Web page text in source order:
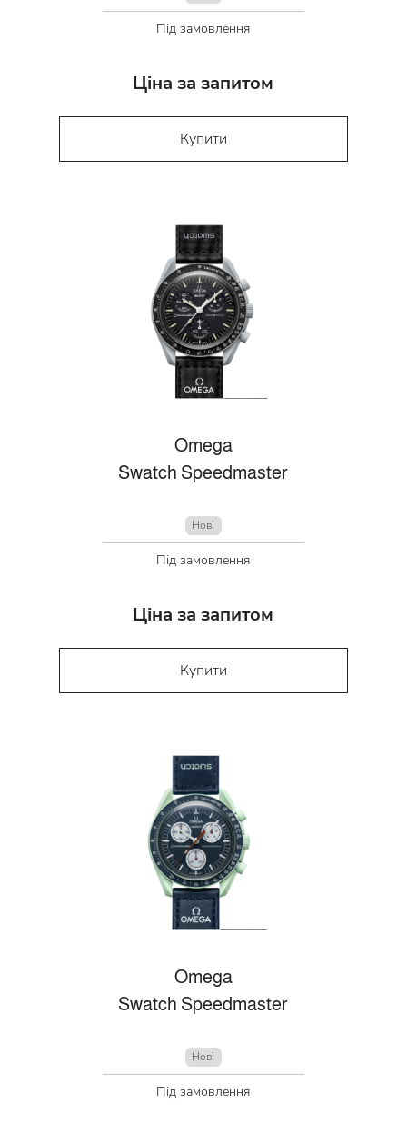
Під замовлення
Ціна за запитом
Купити
Omega
Swatch Speedmaster
Нові
Під замовлення
Ціна за запитом
Купити
Omega
Swatch Speedmaster
Нові
Під замовлення